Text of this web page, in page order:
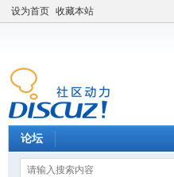
设为首页 收藏本站
论坛